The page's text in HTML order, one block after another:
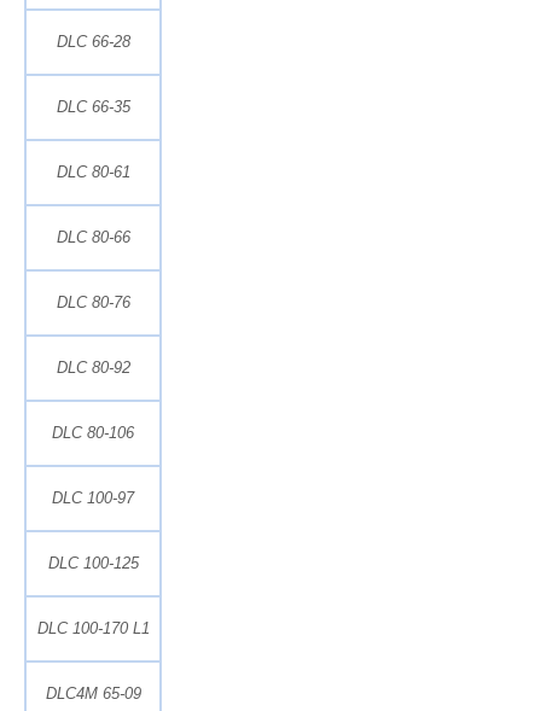
DLC 66-28
DLC 66-35
DLC 80-61
DLC 80-66
DLC 80-76
DLC 80-92
DLC 80-106
DLC 100-97
DLC 100-125
DLC 100-170 L1
DLC4M 65-09